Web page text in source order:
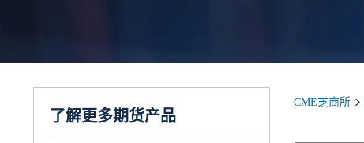
了解更多期货产品
CME芝商所